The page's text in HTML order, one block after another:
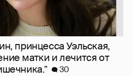
принцесса Уэльская,
матки и лечится от
30